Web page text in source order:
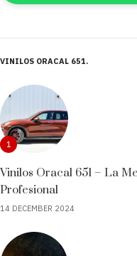
VINILOS ORACAL 651
1
Vinilos Oracal 651 – La
Profesional
14 DECEMBER 2024